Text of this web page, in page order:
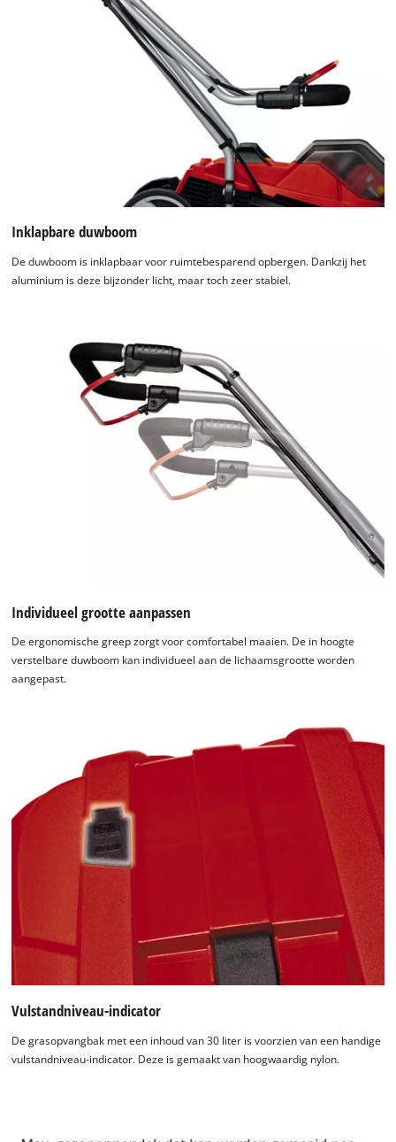
We hebben uw toestemming nodig om
de Google Maps dienst te laden!
This content is not permitted to load due
to trackers that are not disclosed to the
visitor. The website owner needs to setup
the site with their CMP to add this content
to the list of technologies used.
Powered by
Inklapbare duwboom
De duwboom is inklapbaar voor ruimtebesparend opbergen. Dankzij het
aluminium is deze bijzonder licht, maar toch zeer stabiel.
Individueel grootte aanpassen
De ergonomische greep zorgt voor comfortabel maaien. De in hoogte
verstelbare duwboom kan individueel aan de lichaamsgrootte worden
aangepast.
Vulstandniveau-indicator
De grasopvangbak met een inhoud van 30 liter is voorzien van een handige
vulstandniveau-indicator. Deze is gemaakt van hoogwaardig nylon.